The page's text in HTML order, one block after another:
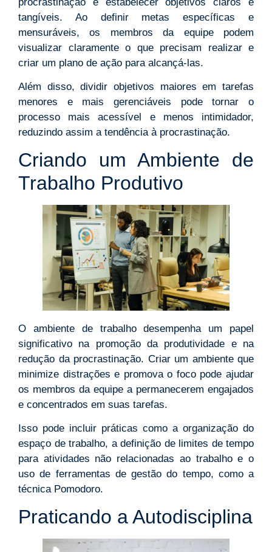
tangíveis. Ao definir metas específicas e
mensuráveis, os membros da equipe podem
visualizar claramente o que precisam realizar e
criar um plano de ação para alcançá-las.
Além disso, dividir objetivos maiores em tarefas
menores e mais gerenciáveis pode tornar o
processo mais acessível e menos intimidador,
reduzindo assim a tendência à procrastinação.
Criando um Ambiente de
Trabalho Produtivo
O ambiente de trabalho desempenha um papel
significativo na promoção da produtividade e na
redução da procrastinação. Criar um ambiente que
minimize distrações e promova o foco pode ajudar
os membros da equipe a permanecerem engajados
e concentrados em suas tarefas.
Isso pode incluir práticas como a organização do
espaço de trabalho, a definição de limites de tempo
para atividades não relacionadas ao trabalho e o
uso de ferramentas de gestão do tempo, como a
técnica Pomodoro.
Praticando a Autodisciplina